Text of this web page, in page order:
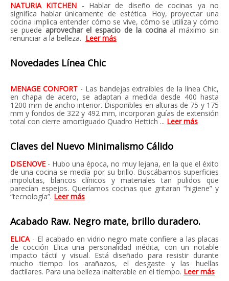
NATURIA KITCHEN - Hablar de diseño de cocinas ya no
significa hablar únicamente de estética. Hoy, proyectar una
cocina implica entender cómo se vive, cómo se utiliza y cómo
se puede aprovechar el espacio de la cocinaal máximo sin
renunciar a la belleza. Leer más
Novedades Línea Chic
MENAGE CONFORT - Las bandejas extraíbles de la línea Chic,
en chapa de acero, se adaptan a medida desde 400 hasta
1200 mm de ancho interior. Disponibles en alturas de 75 y 175
mm y fondos de 322 y 492 mm, incorporan guías de extensión
total con cierre amortiguado Quadro Hettich ... Leer más
Claves del Nuevo Minimalismo Cálido
DISENOVE - Hubo una época, no muy lejana, en la que el éxito
de una cocina se medía por su brillo. Buscábamos superficies
impolutas, blancos clínicos y materiales tan pulidos que
parecían espejos. Queríamos cocinas que gritaran “higiene” y
“tecnología”. Leer más
Acabado Raw. Negro mate, brillo duradero.
ELICA - El acabado en vidrio negro mate confiere a las placas
de cocción Elica una personalidad inédita, con un notable
impacto táctil y visual. Está diseñado para resistir durante
mucho tiempo los arañazos, el desgaste y las huellas
dactilares. Para una belleza inalterable en el tiempo. Leer más